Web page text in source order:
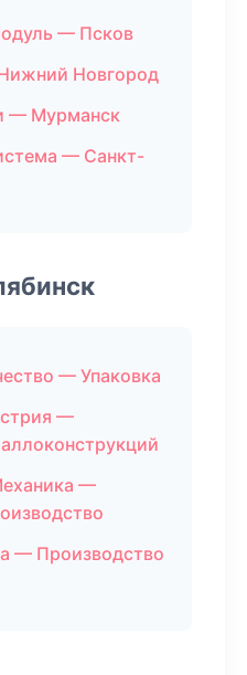
— Псков
Новгород
— Мурманск
— Санкт-
— Упаковка
—
—
— Производство